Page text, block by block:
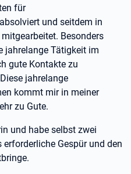
für
und seitdem in
Besonders
jahrelange Tätigkeit im
gute Kontakte zu
jahrelange
kommt mir in meiner
zu Gute.
und habe selbst zwei
Gespür und den